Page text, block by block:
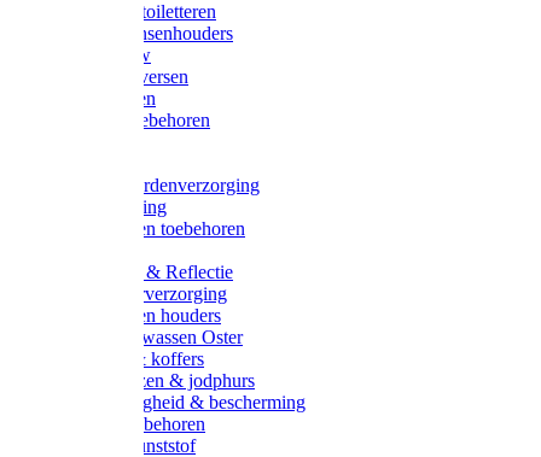
Poetsen & toiletteren
Zadel-/Trensenhouders
Halstertouw
Halsters diversen
Hoofdstellen
Zadel & toebehoren
Rapide paardenverzorging
Ruiter kleding
Hoofdstellen toebehoren
Verlichting & Reflectie
Rapide leerverzorging
Likstenen en houders
Poetsen & wassen Oster
Poetssets & koffers
Ruiter laarzen & jodphurs
Ruiter veiligheid & bescherming
Ruiter - toebehoren
Voerbak kunststof